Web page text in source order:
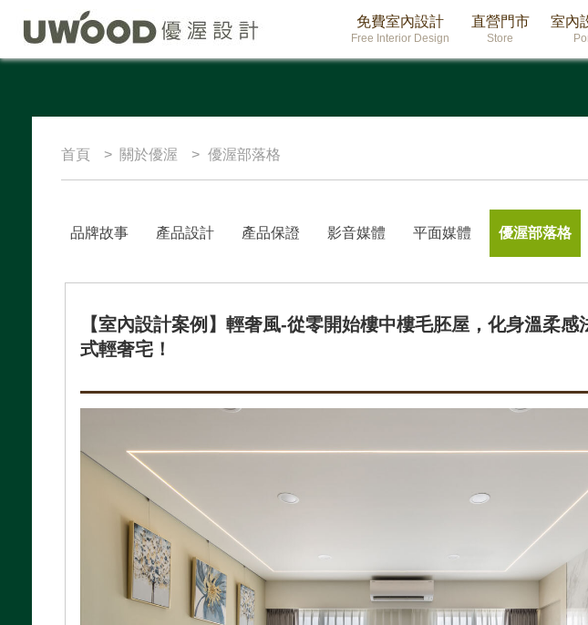
免費室內設計
Free Interior Design
直營門市
Store
室內
首頁 關於優渥 優渥部落格
品牌故事 產品設計 產品保證 影音媒體 平面媒體 優渥部落格
【室內設計案例】輕奢風-從零開始樓中樓毛胚屋，化身溫柔感
式輕奢宅！